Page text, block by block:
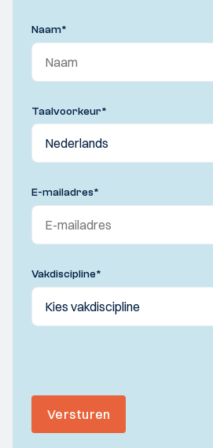
Naam*
Taalvoorkeur*
E-mailadres*
Vakdiscipline*
Versturen